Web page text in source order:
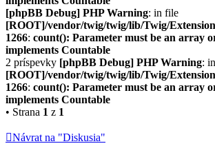
[phpBB Debug] PHP Warning: in file
[ROOT]/vendor/twig/twig/lib/Twig/
1266: count(): Parameter must be an array
implements Countable
2 príspevky [phpBB Debug] PHP Warning:
[ROOT]/vendor/twig/twig/lib/Twig/
1266: count(): Parameter must be an array
implements Countable
• Strana 1 z 1
Návrat na "Diskusia"